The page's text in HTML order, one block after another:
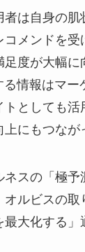
者は自身の肌
コメンドを受
足度が大幅に
る情報はマー
トとしても活
にもつなが
ネスの「極予
ルビスの取
最大化する